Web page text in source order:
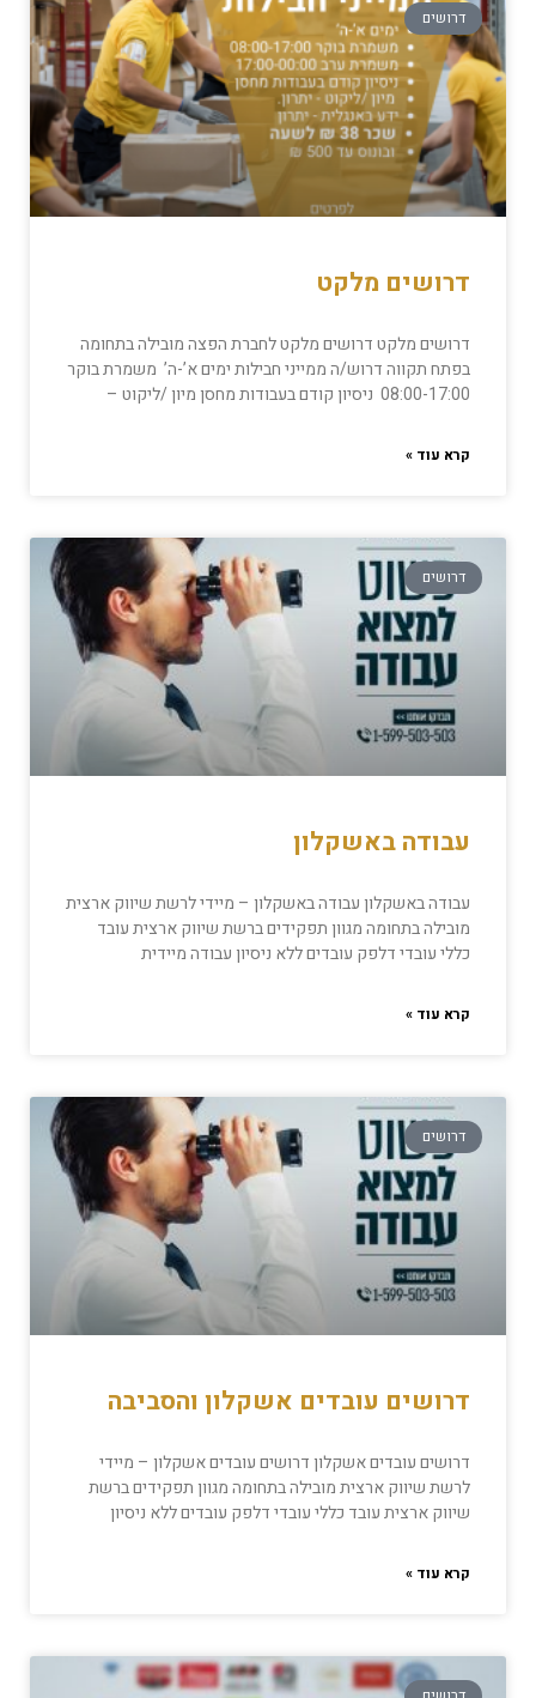
דרושים
דרושים מלקט
דרושים מלקט דרושים מלקט לחברת הפצה מובילה בתחומה
בפתח תקווה דרוש/ה ממייני חבילות ימים א’-ה’ משמרת בוקר
08:00-17:00 ניסיון קודם בעבודות מחסן מיון /ליקוט –
קרא עוד »
דרושים
עבודה באשקלון
עבודה באשקלון עבודה באשקלון – מיידי לרשת שיווק ארצית
מובילה בתחומה מגוון תפקידים ברשת שיווק ארצית עובד
כללי עובדי דלפק עובדים ללא ניסיון עבודה מיידית
קרא עוד »
דרושים
דרושים עובדים אשקלון והסביבה
דרושים עובדים אשקלון דרושים עובדים אשקלון – מיידי
לרשת שיווק ארצית מובילה בתחומה מגוון תפקידים ברשת
שיווק ארצית עובד כללי עובדי דלפק עובדים ללא ניסיון
קרא עוד »